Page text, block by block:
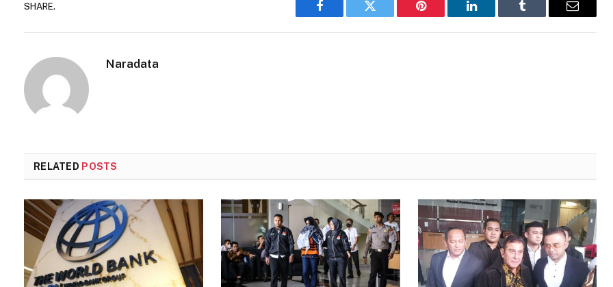
SHARE.
Facebook Twitter Pinterest LinkedIn Tumblr Email
Naradata
RELATED POSTS